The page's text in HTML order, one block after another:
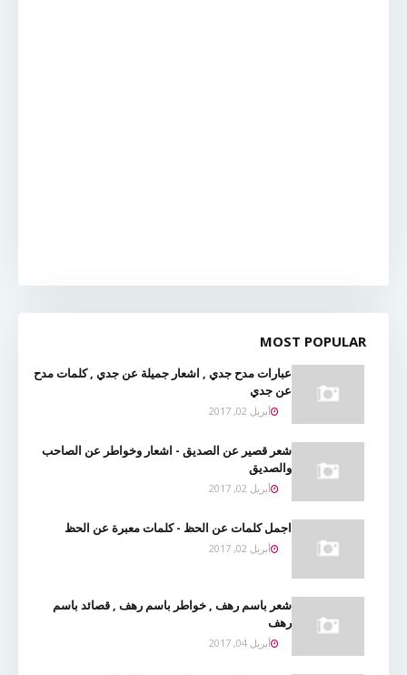
MOST POPULAR
عبارات مدح جدي , اشعار جميلة عن جدي , كلمات مدح
عن جدي
أبريل 02, 2017
شعر قصير عن الصديق - اشعار وخواطر عن الصاحب
والصديق
أبريل 02, 2017
اجمل كلمات عن الحظ - كلمات معبرة عن الحظ
أبريل 02, 2017
شعر باسم رهف , خواطر باسم رهف , قصائد باسم
رهف
أبريل 04, 2017